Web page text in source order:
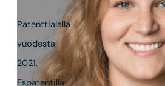
Patenttialalla
vuodesta
2021,
Espatentilla